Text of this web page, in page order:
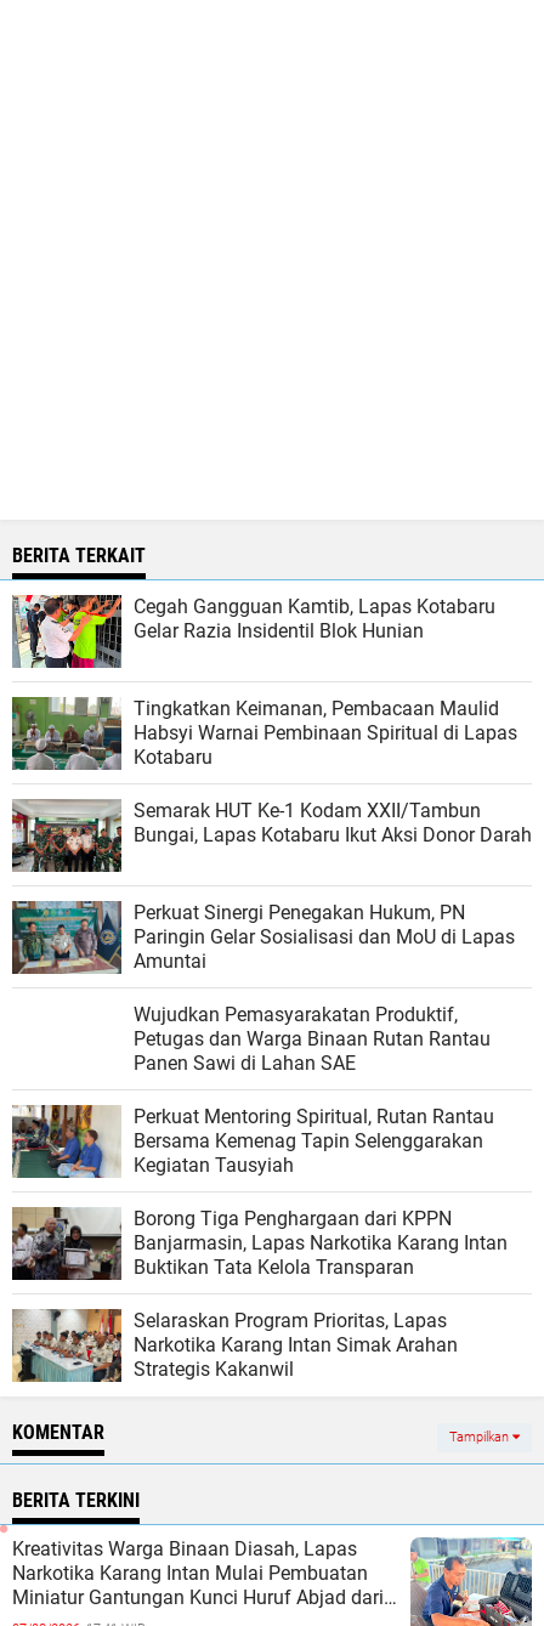
BERITA TERKAIT
Cegah Gangguan Kamtib, Lapas Kotabaru
Gelar Razia Insidentil Blok Hunian
Tingkatkan Keimanan, Pembacaan Maulid
Habsyi Warnai Pembinaan Spiritual di Lapas
Kotabaru
Semarak HUT Ke-1 Kodam XXII/Tambun
Bungai, Lapas Kotabaru Ikut Aksi Donor Darah
Perkuat Sinergi Penegakan Hukum, PN
Paringin Gelar Sosialisasi dan MoU di Lapas
Amuntai
Wujudkan Pemasyarakatan Produktif,
Petugas dan Warga Binaan Rutan Rantau
Panen Sawi di Lahan SAE
Perkuat Mentoring Spiritual, Rutan Rantau
Bersama Kemenag Tapin Selenggarakan
Kegiatan Tausyiah
Borong Tiga Penghargaan dari KPPN
Banjarmasin, Lapas Narkotika Karang Intan
Buktikan Tata Kelola Transparan
Selaraskan Program Prioritas, Lapas
Narkotika Karang Intan Simak Arahan
Strategis Kakanwil
KOMENTAR Tampilkan
BERITA TERKINI
Kreativitas Warga Binaan Diasah, Lapas
Narkotika Karang Intan Mulai Pembuatan
Miniatur Gantungan Kunci Huruf Abjad dari